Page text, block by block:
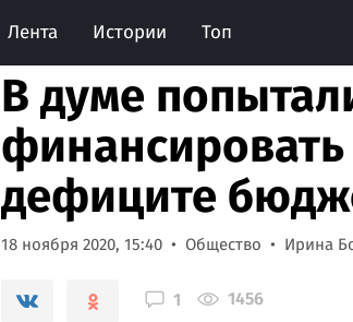
Лента Истории Топ
В думе
дефиците
18 ноября 2020, 15:40 Общество Ирина
1 1456